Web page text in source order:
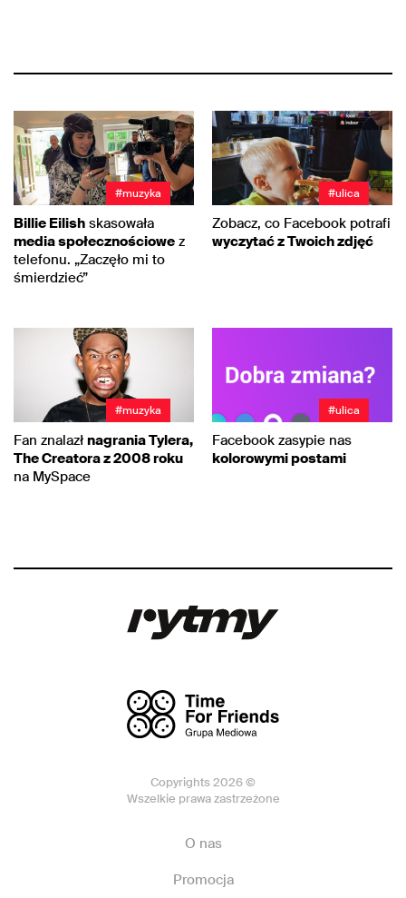
#muzyka
Billie Eilish skasowała
media społecznościowe z
telefonu. „Zaczęło mi to
śmierdzieć”
#ulica
Zobacz, co Facebook potrafi
wyczytać z Twoich zdjęć
#muzyka
Fan znalazł nagrania Tylera,
The Creatora z 2008 roku
na MySpace
#ulica
Facebook zasypie nas
kolorowymi postami
Copyrights 2026 ©
Wszelkie prawa zastrzeżone
O nas
Promocja